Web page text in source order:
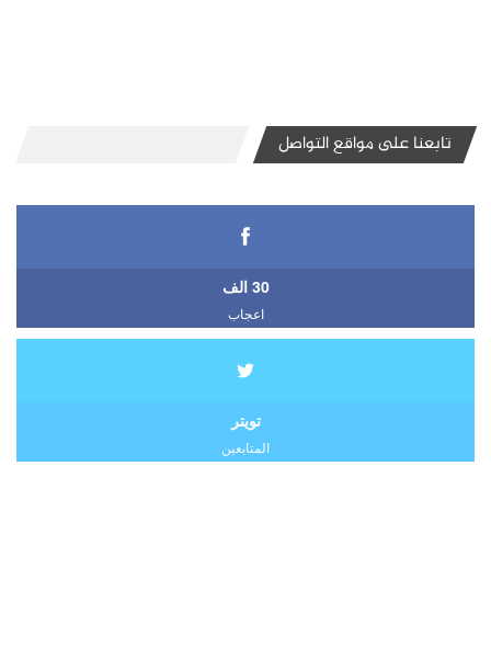
تابعنا على مواقع التواصل
30 الف
اعجاب
تويتر
المتابعين